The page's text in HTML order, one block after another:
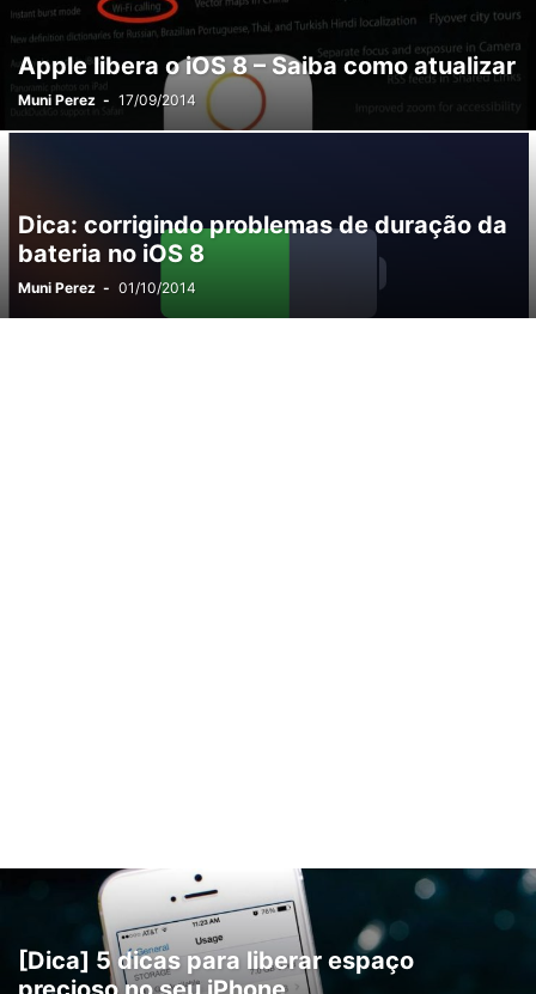
Apple libera o iOS 8 – Saiba como atualizar
Muni Perez - 17/09/2014
Dica: corrigindo problemas de duração da
bateria no iOS 8
Muni Perez - 01/10/2014
[Dica] 5 dicas para liberar espaço